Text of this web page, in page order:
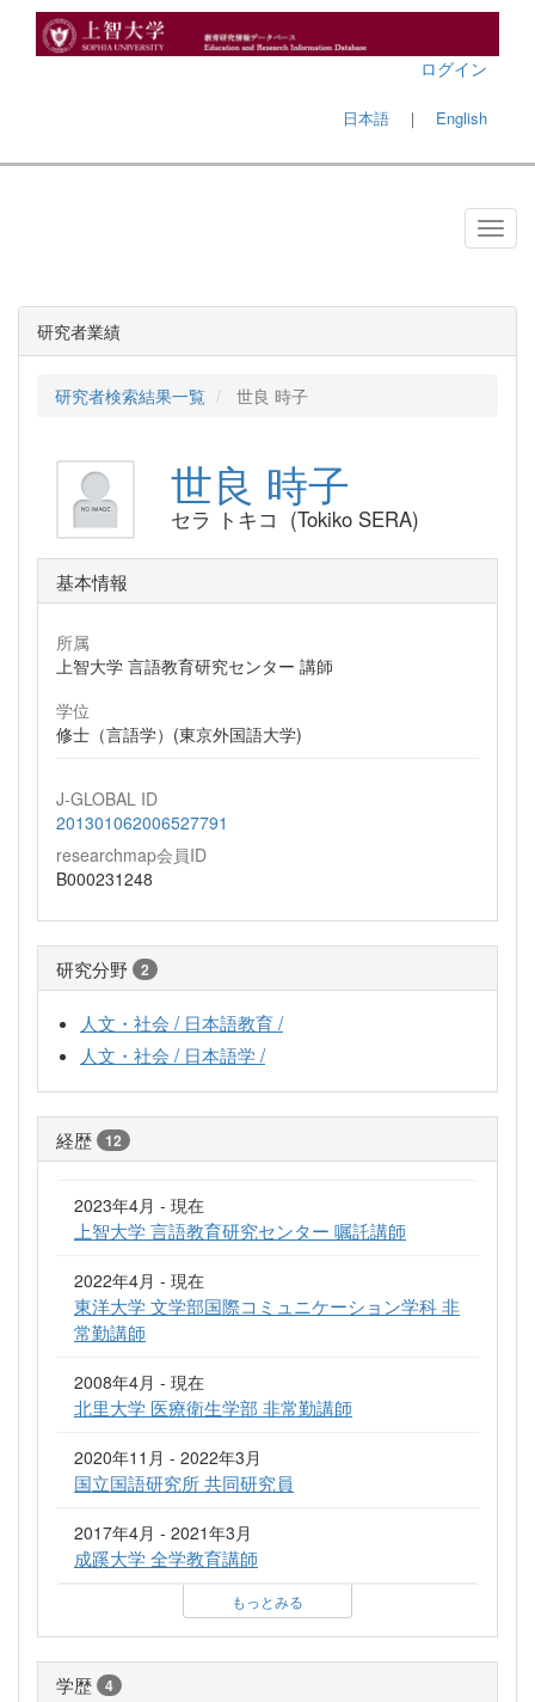
ログイン
日本語 ｜ English
研究者業績
研究者検索結果一覧 世良 時子
世良 時子
セラ トキコ (Tokiko SERA)
基本情報
所属
上智大学 言語教育研究センター 講師
学位
修士（言語学）(東京外国語大学)
J-GLOBAL ID
201301062006527791
researchmap会員ID
B000231248
研究分野 2
人文・社会 / 日本語教育 /
人文・社会 / 日本語学 /
経歴 12
2023年4月 - 現在
上智大学 言語教育研究センター 嘱託講師
2022年4月 - 現在
東洋大学 文学部国際コミュニケーション学科 非
常勤講師
2008年4月 - 現在
北里大学 医療衛生学部 非常勤講師
2020年11月 - 2022年3月
国立国語研究所 共同研究員
2017年4月 - 2021年3月
成蹊大学 全学教育講師
もっとみる
学歴 4